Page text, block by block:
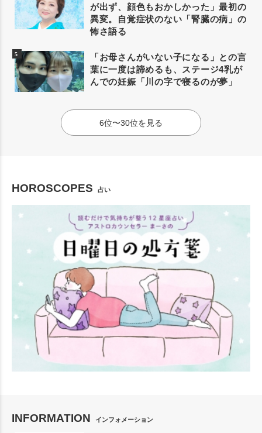
が出ず、顔色もおかしかった」最初の
異変。自覚症状のない「腎臓の病」の
怖さ語る
「お母さんがいない子になる」との言
葉に一度は諦めるも、ステージ4乳が
んでの妊娠「川の字で寝るのが夢」
6位〜30位を見る
HOROSCOPES 占い
INFORMATION インフォメーション